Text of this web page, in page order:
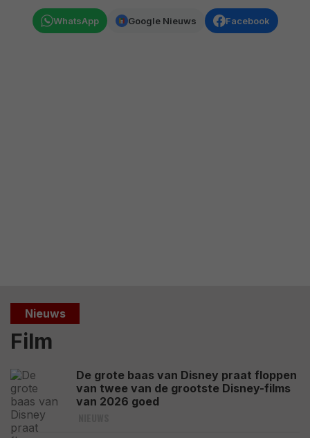
WhatsApp Google Nieuws Facebook
Nieuws
Film
De grote baas van Disney praat floppen
van twee van de grootste Disney-films
van 2026 goed